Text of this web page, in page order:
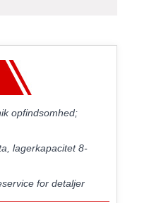
opfindsomhed;
lagerkapacitet 8-
for detaljer